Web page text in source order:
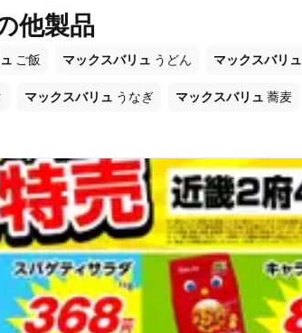
他製品
ご飯 マックスバリュ うどん マックスバリュ
マックスバリュ うなぎ マックスバリュ 蕎麦